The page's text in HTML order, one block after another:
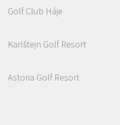
Golf Club Háje
Karlštejn Golf Resort
Astoria Golf Resort